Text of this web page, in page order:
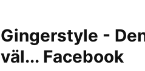
Gingerstyle -
väl... Facebook